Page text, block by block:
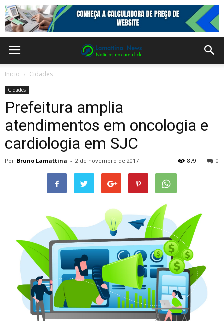
Inicio Cidades
Cidades
Prefeitura amplia
atendimentos em oncologia e
cardiologia em SJC
Por Bruno Lamattina - 2 de novembro de 2017 0
879